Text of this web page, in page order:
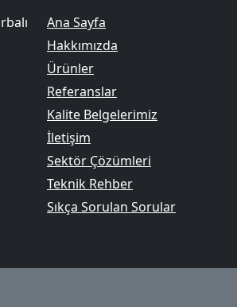
Ana Sayfa
Hakkımızda
Ürünler
Referanslar
Kalite Belgelerimiz
İletişim
Sektör Çözümleri
Teknik Rehber
Sıkça Sorulan Sorular